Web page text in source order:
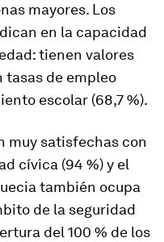
mayores. Los
en la capacidad
tienen valores
tasas de empleo
escolar (68,7 %).
muy satisfechas con
cívica (94 %) y el
también ocupa
de la seguridad
del 100 % de los